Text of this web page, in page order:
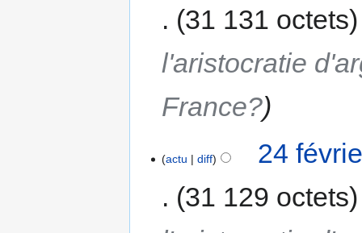
31 131 octets
l'aristocratie
France?
actu diff
24
31 129 octets